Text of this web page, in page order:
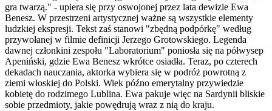
gra twarzą." - upiera się przy oswojonej przez lata dewizie Ewa
Benesz. W przestrzeni artystycznej ważne są wszystkie elementy
ludzkiej ekspresji. Tekst zaś stanowi "zbędną podpórkę" według
przywołanej w filmie definicji Jerzego Grotowskiego. Legenda
dawnej członkini zespołu "Laboratorium" poniosła się na półwysep
Apeniński, gdzie Ewa Benesz wkrótce osiadła. Teraz, po czterech
dekadach nauczania, aktorka wybiera się w podróż powrotną z
ziemi włoskiej do Polski. Wiek późno emerytalny przywiedzie
kobietę do rodzimego Lublina. Ewa pakuje więc na Sardynii bliskie
sobie przedmioty, jakie powędrują wraz z nią do kraju.